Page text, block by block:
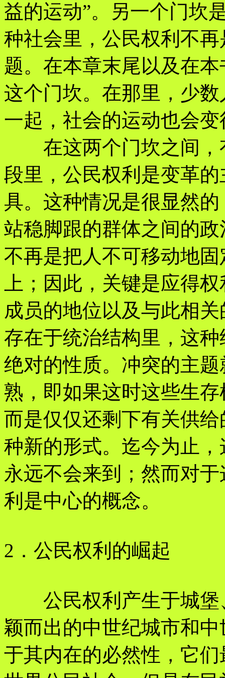
益的运动”。另一个门坎
种社会里，公民权利不
题。在本章末尾以及在
这个门坎。在那里，少
一起，社会的运动也会
在这两个门坎之间，
段里，公民权利是变革
具。这种情况是很显然
站稳脚跟的群体之间的
不再是把人不可移动地
上；因此，关键是应得
成员的地位以及与此相
存在于统治结构里，这
绝对的性质。冲突的主
熟，即如果这时这些生
而是仅仅还剩下有关供
种新的形式。迄今为止
永远不会来到；然而对
利是中心的概念。
2．公民权利的崛起
公民权利产生于城堡
颖而出的中世纪城市和
于其内在的必然性，它